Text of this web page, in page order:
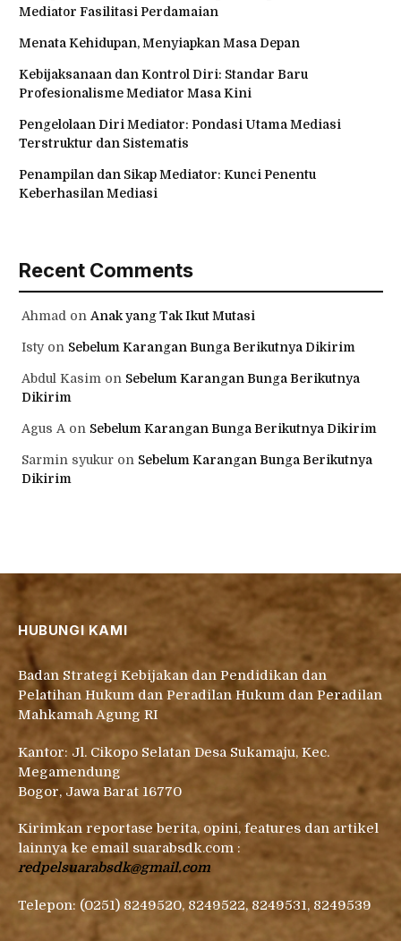
Mediator Fasilitasi Perdamaian
Menata Kehidupan, Menyiapkan Masa Depan
Kebijaksanaan dan Kontrol Diri: Standar Baru
Profesionalisme Mediator Masa Kini
Pengelolaan Diri Mediator: Pondasi Utama Mediasi
Terstruktur dan Sistematis
Penampilan dan Sikap Mediator: Kunci Penentu
Keberhasilan Mediasi
Recent Comments
Ahmad on Anak yang Tak Ikut Mutasi
Istyon Sebelum Karangan Bunga Berikutnya Dikirim
Abdul Kasim on Sebelum Karangan Bunga Berikutnya
Dikirim
Agus A on Sebelum Karangan Bunga Berikutnya Dikirim
Sarmin syukur on Sebelum Karangan Bunga Berikutnya
Dikirim
HUBUNGI KAMI
Badan Strategi Kebijakan dan Pendidikan dan
Pelatihan Hukum dan Peradilan Hukum dan Peradilan
Mahkamah Agung RI
Kantor: Jl. Cikopo Selatan Desa Sukamaju, Kec.
Megamendung
Bogor, Jawa Barat 16770
Kirimkan reportase berita, opini, features dan artikel
lainnya ke email suarabsdk.com :
redpelsuarabsdk@gmail.com
Telepon: (0251) 8249520, 8249522, 8249531, 8249539